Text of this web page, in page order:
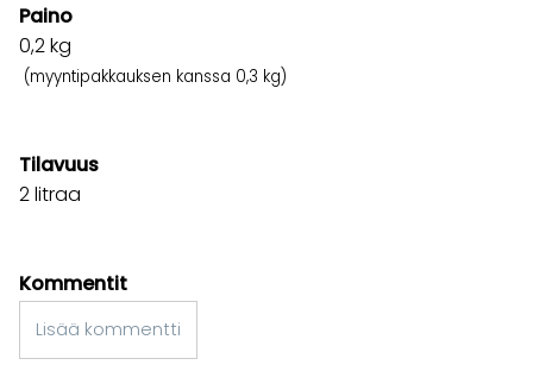
Paino
0,2kg
(myyntipakkauksen kanssa 0,3 kg)
Tilavuus
2 litraa
Kommentit
Lisää kommentti